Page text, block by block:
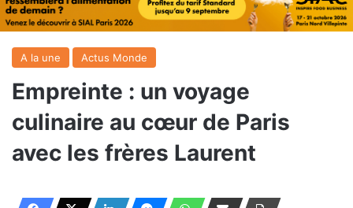
A la une Actus Monde
Empreinte : un voyage
culinaire au cœur de Paris
avec les frères Laurent